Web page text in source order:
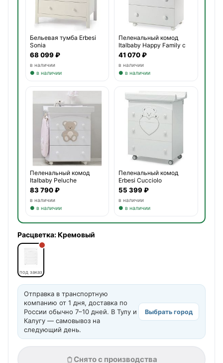
Бельевая тумба Erbesi
Sonia
68 099 ₽
в наличии
● в наличии
Пеленальный комод
Italbaby Happy Family с
ва
41 070 ₽
в наличии
● в наличии
Пеленальный комод
Italbaby Peluche
83 790 ₽
в наличии
● в наличии
Пеленальный комод
Erbesi Cucciolo
55 399 ₽
в наличии
● в наличии
Расцветка:Кремовый
под заказ
Отправка в транспортную
компанию от 1 дня, доставка по
России обычно 7–10 дней. В Тулу и
Калугу — самовывоз на
следующий день.
Выбрать город
Снято с производства